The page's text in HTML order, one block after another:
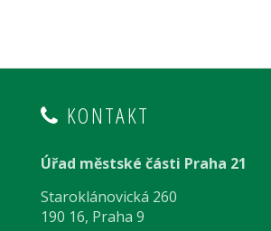
KONTAKT
Úřad městské části Praha 21
Staroklánovická 260
190 16, Praha 9